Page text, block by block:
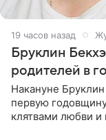
19 часов назад
Бруклин
родителей в
Накануне
первую
клятвами любви и